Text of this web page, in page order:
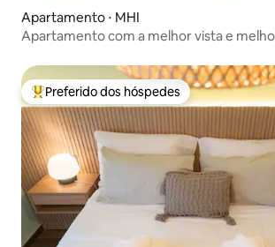
Apartamento ⋅ MHI
Apartamento com a melhor vista e
Entre os melhores preferidos dos
Preferido dos hóspedes